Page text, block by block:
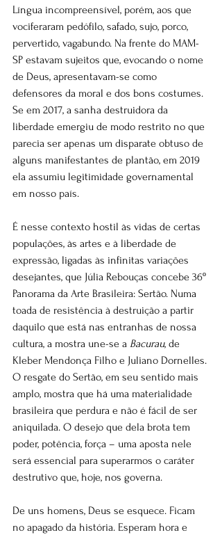
Língua incompreensível, porém, aos que
vociferaram pedófilo, safado, sujo, porco,
pervertido, vagabundo. Na frente do MAM-
SP estavam sujeitos que, evocando o nome
de Deus, apresentavam-se como
defensores da moral e dos bons costumes.
Se em 2017, a sanha destruidora da
liberdade emergiu de modo restrito no que
parecia ser apenas um disparate obtuso de
alguns manifestantes de plantão, em 2019
ela assumiu legitimidade governamental
em nosso país.
É nesse contexto hostil às vidas de certas
populações, às artes e à liberdade de
expressão, ligadas às infinitas variações
desejantes, que Júlia Rebouças concebe 36º
Panorama da Arte Brasileira: Sertão. Numa
toada de resistência à destruição a partir
daquilo que está nas entranhas de nossa
cultura, a mostra une-se a Bacurau, de
Kleber Mendonça Filho e Juliano Dornelles.
O resgate do Sertão, em seu sentido mais
amplo, mostra que há uma materialidade
brasileira que perdura e não é fácil de ser
aniquilada. O desejo que dela brota tem
poder, potência, força – uma aposta nele
será essencial para superarmos o caráter
destrutivo que, hoje, nos governa.
De uns homens, Deus se esquece. Ficam
no apagado da história. Esperam hora e